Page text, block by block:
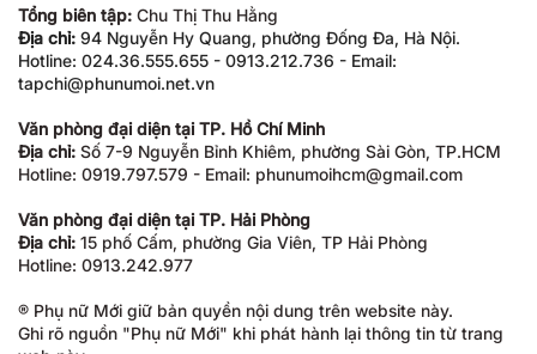
Tổng biên tập: Chu Thị Thu Hằng
Địa chỉ: 94 Nguyễn Hy Quang, phường Đống Đa, Hà Nội.
Hotline: 024.36.555.655 - 0913.212.736 - Email:
tapchi@phunumoi.net.vn
Văn phòng đại diện tại TP. Hồ Chí Minh
Địa chỉ: Số 7-9 Nguyễn Bỉnh Khiêm, phường Sài Gòn, TP.HCM
Hotline: 0919.797.579 - Email: phunumoihcm@gmail.com
Văn phòng đại diện tại TP. Hải Phòng
Địa chỉ: 15 phố Cấm, phường Gia Viên, TP Hải Phòng
Hotline: 0913.242.977
® Phụ nữ Mới giữ bản quyền nội dung trên website này.
Ghi rõ nguồn "Phụ nữ Mới" khi phát hành lại thông tin từ trang